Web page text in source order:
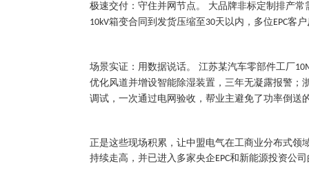
极速交付：守住并网节点。
大品牌非标定制排产常
10kV箱变合同到发货压缩至 30天以内，多位EPC客户
场景实证：用数据说话。 江苏某汽车零部件工厂
优化风道并增设智能除湿装置，三年无凝露报警；
调试，一次通过电网验收，帮业主避免了功率倒送
正是这些现场积累，让中盟电气在工商业分布式领
持续走高，并已进入多家央企EPC和新能源投资公